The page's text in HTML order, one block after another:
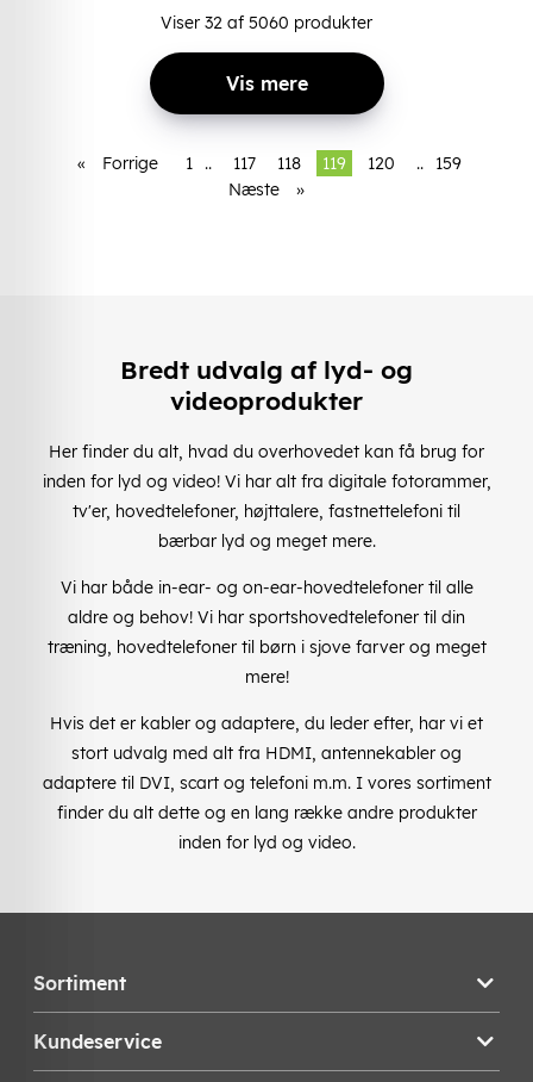
Viser 32 af 5060 produkter
Vis mere
« Forrige 1 .. 117 118 119 120 ..
159
Næste
»
Bredt udvalg af lyd- og
videoprodukter
Her finder du alt, hvad du overhovedet kan få brug for
inden for lyd og video! Vi har alt fra digitale fotorammer,
tv'er, hovedtelefoner, højttalere, fastnettelefoni til
bærbar lyd og meget mere.
Vi har både in-ear- og on-ear-hovedtelefoner til alle
aldre og behov! Vi har sportshovedtelefoner til din
træning, hovedtelefoner til børn i sjove farver og meget
mere!
Hvis det er kabler og adaptere, du leder efter, har vi et
stort udvalg med alt fra HDMI, antennekabler og
adaptere til DVI, scart og telefoni m.m. I vores sortiment
finder du alt dette og en lang række andre produkter
inden for lyd og video.
Sortiment
Kundeservice